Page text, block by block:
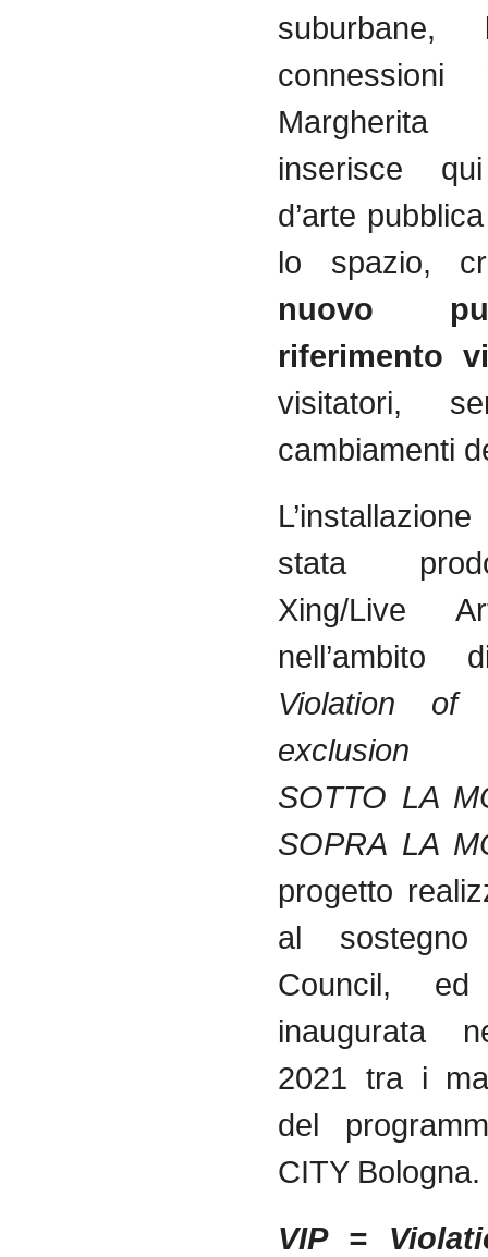
connessioni
Margherita
inserisce
d’arte
lo spazio,
nuovo
riferimento
visitatori,
cambiamenti
stata
Xing/Live
Violation of
exclusion
SOTTO LA
SOPRA LA
progetto
al sostegno
Council,
inaugurata
2021 tra i
del
CITY Bologna.
VIP =